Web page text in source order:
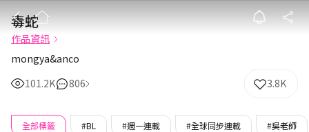
毒蛇
毒蛇
作品資訊
mongya&anco
101.2K
806 3.8K
全部標籤 #BL #週一連載 #全球同步連載 #吳老師